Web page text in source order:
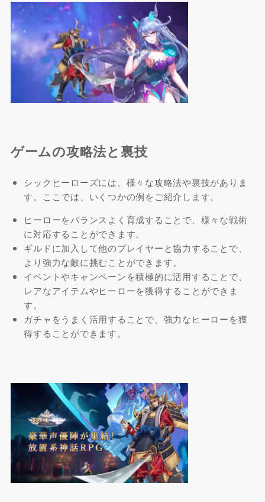
ゲームの攻略法と裏技
シックヒーローズには、様々な攻略法や裏技がありま
す。ここでは、いくつかの例をご紹介します。
ヒーローをバランスよく育成することで、様々な戦術
に対応することができます。
ギルドに加入して他のプレイヤーと協力することで、
より強力な敵に挑むことができます。
イベントやキャンペーンを積極的に活用することで、
レアなアイテムやヒーローを獲得することができま
す。
ガチャをうまく活用することで、強力なヒーローを獲
得することができます。